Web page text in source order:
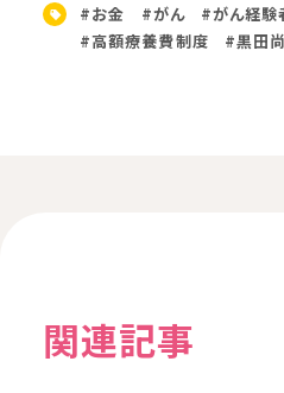
#お金 #がん #がん経験
#高額療養費制度
#黒田
関連記事